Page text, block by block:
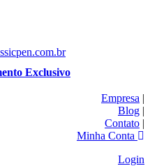
Exclusivo
Empresa |
Blog |
Contato |
Minha Conta
Login